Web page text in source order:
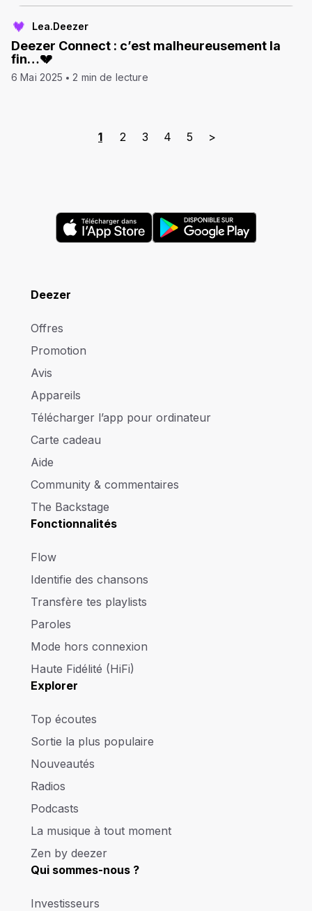
Lea.Deezer
Deezer Connect : c’est malheureusement la
fin…💔​
6 Mai 2025 2 min de lecture
1 2 3 4 5 >
Deezer
Offres
Promotion
Avis
Appareils
Télécharger l’app pour ordinateur
Carte cadeau
Aide
Community & commentaires
The Backstage
Fonctionnalités
Flow
Identifie des chansons
Transfère tes playlists
Paroles
Mode hors connexion
Haute Fidélité (HiFi)
Explorer
Top écoutes
Sortie la plus populaire
Nouveautés
Radios
Podcasts
La musique à tout moment
Zen by deezer
Qui sommes-nous ?
Investisseurs